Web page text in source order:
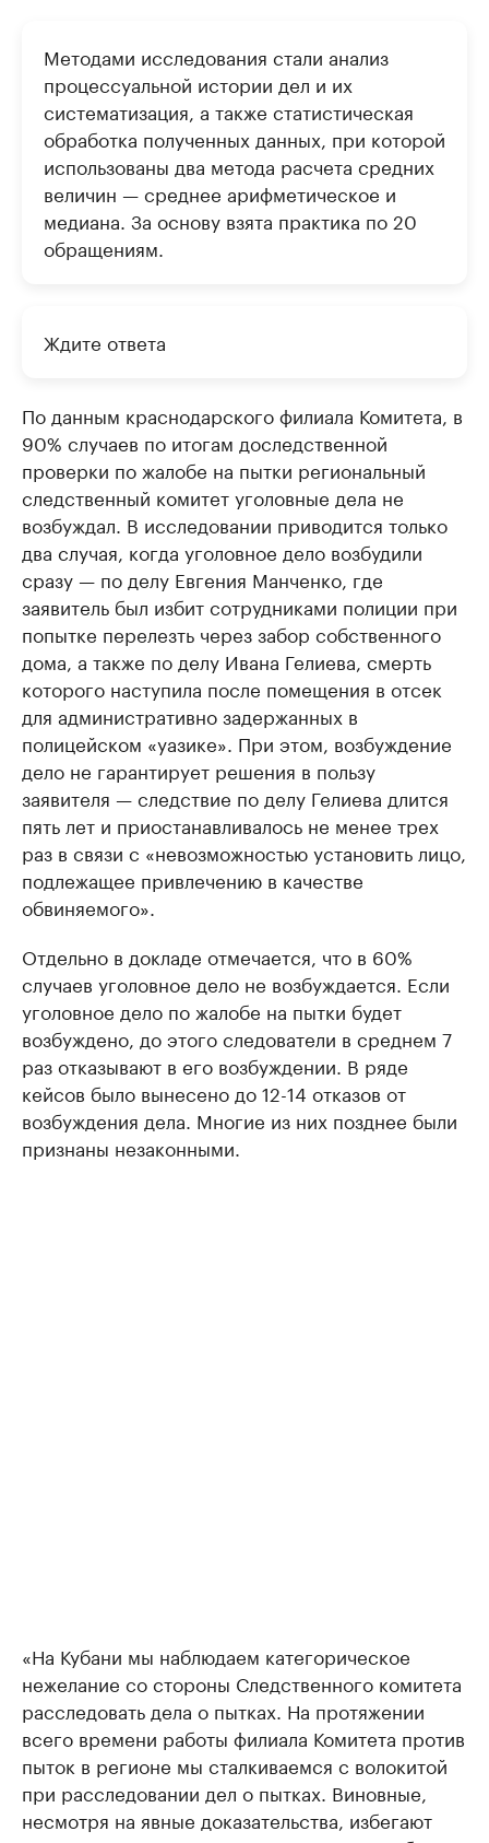
Методами исследования стали анализ
процессуальной истории дел и их
систематизация, а также статистическая
обработка полученных данных, при которой
использованы два метода расчета средних
величин — среднее арифметическое и
медиана. За основу взята практика по 20
обращениям.
Ждите ответа
По данным краснодарского филиала Комитета, в
90% случаев по итогам доследственной
проверки по жалобе на пытки региональный
следственный комитет уголовные дела не
возбуждал. В исследовании приводится только
два случая, когда уголовное дело возбудили
сразу — по делу Евгения Манченко, где
заявитель был избит сотрудниками полиции при
попытке перелезть через забор собственного
дома, а также по делу Ивана Гелиева, смерть
которого наступила после помещения в отсек
для административно задержанных в
полицейском «уазике». При этом, возбуждение
дело не гарантирует решения в пользу
заявителя — следствие по делу Гелиева длится
пять лет и приостанавливалось не менее трех
раз в связи с «невозможностью установить лицо,
подлежащее привлечению в качестве
обвиняемого».
Отдельно в докладе отмечается, что в 60%
случаев уголовное дело не возбуждается. Если
уголовное дело по жалобе на пытки будет
возбуждено, до этого следователи в среднем 7
раз отказывают в его возбуждении. В ряде
кейсов было вынесено до 12-14 отказов от
возбуждения дела. Многие из них позднее были
признаны незаконными.
«На Кубани мы наблюдаем категорическое
нежелание со стороны Следственного комитета
расследовать дела о пытках. На протяжении
всего времени работы филиала Комитета против
пыток в регионе мы сталкиваемся с волокитой
при расследовании дел о пытках. Виновные,
несмотря на явные доказательства, избегают